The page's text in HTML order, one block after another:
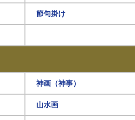
節句掛け
神画（神事）
山水画